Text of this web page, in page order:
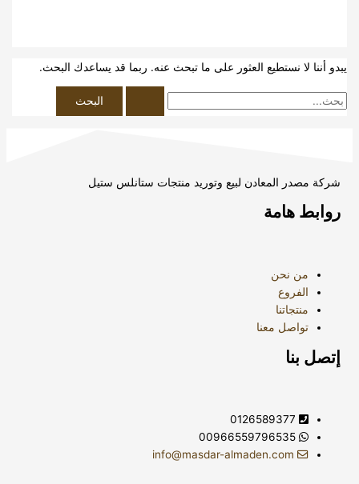
أننا لا نستطيع العثور على ما تبحث عنه. ربما قد يساعدك البحث.
شركة مصدر المعادن لبيع وتوريد منتجات ستانلس ستيل
روابط هامة
من نحن
الفروع
منتجاتنا
تواصل معنا
إتصل بنا
0126589377
00966559796535
info@masdar-almaden.com